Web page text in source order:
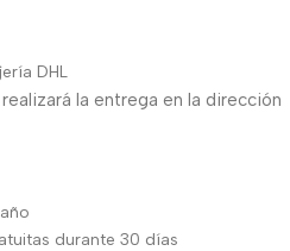
DHL
la entrega en la dirección
durante 30 días